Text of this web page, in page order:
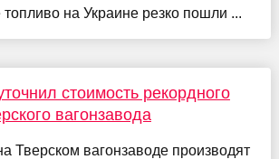
на Украине резко пошли ...
стоимость рекордного
вагонзавода
Тверском вагонзаводе производят